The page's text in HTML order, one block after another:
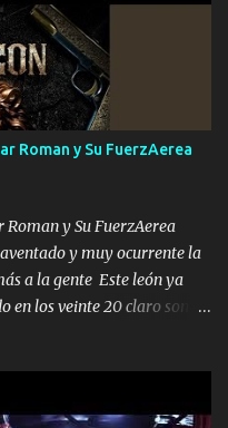
para atender los deberes
de confianza tengo gente
Pariente 7 arreglan
que ordené NOS HACE
EL 24 SIEMPRE FUE UN
PELEAND0 SIEMPRE
EL LEGADO Es el DOS de
y com...
Roman y Su FuerzAerea
Roman y Su FuerzAerea
y muy ocurrente la
a la gente Este león ya
en los veinte 20 claro son
hasta topar pues no hay de